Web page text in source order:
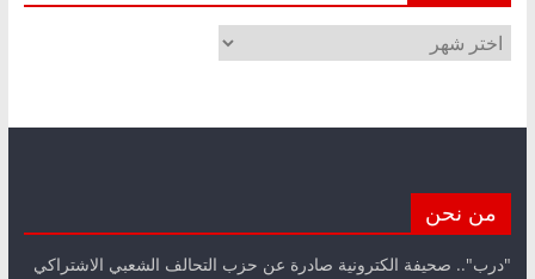
الأرشيف
من نحن
"درب".. صحيفة الكترونية صادرة عن حزب التحالف الشعبي الاشتراكي